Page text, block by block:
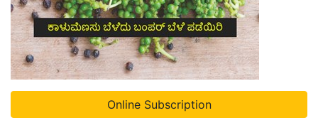
Online Subscription